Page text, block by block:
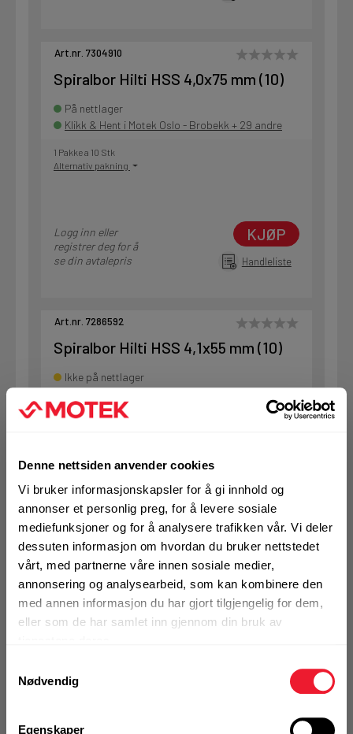
Denne nettsiden anvender cookies
Vi bruker informasjonskapsler for å gi innhold og
annonser et personlig preg, for å levere sosiale
mediefunksjoner og for å analysere trafikken vår. Vi deler
dessuten informasjon om hvordan du bruker nettstedet
vårt, med partnerne våre innen sosiale medier,
annonsering og analysearbeid, som kan kombinere den
med annen informasjon du har gjort tilgjengelig for dem,
eller som de har samlet inn gjennom din bruk av
Nødvendig
Egenskaper
Art.nr. 7304910
Spiralbor Hilti HSS 4,0x75 mm (10)
På nettlager
Klikk & Hent i Motek Oslo - Brobekk + 29 andre
1 Pakke a 10 Stk
Alternativ pakning
Logg inn eller
registrer deg for å
se din avtalepris
KJØP
Handleliste
Art.nr. 7286592
Spiralbor Hilti HSS 4,1x55 mm (10)
Ikke på nettlager
1 Pakke a 10 Stk
Alternativ pakning
Logg inn eller
registrer deg for å
se din avtalepris
KJØP
Handleliste
Art.nr. 7304911
Spiralbor Hilti HSS 4,1x75 mm (10)
Ikke på nettlager